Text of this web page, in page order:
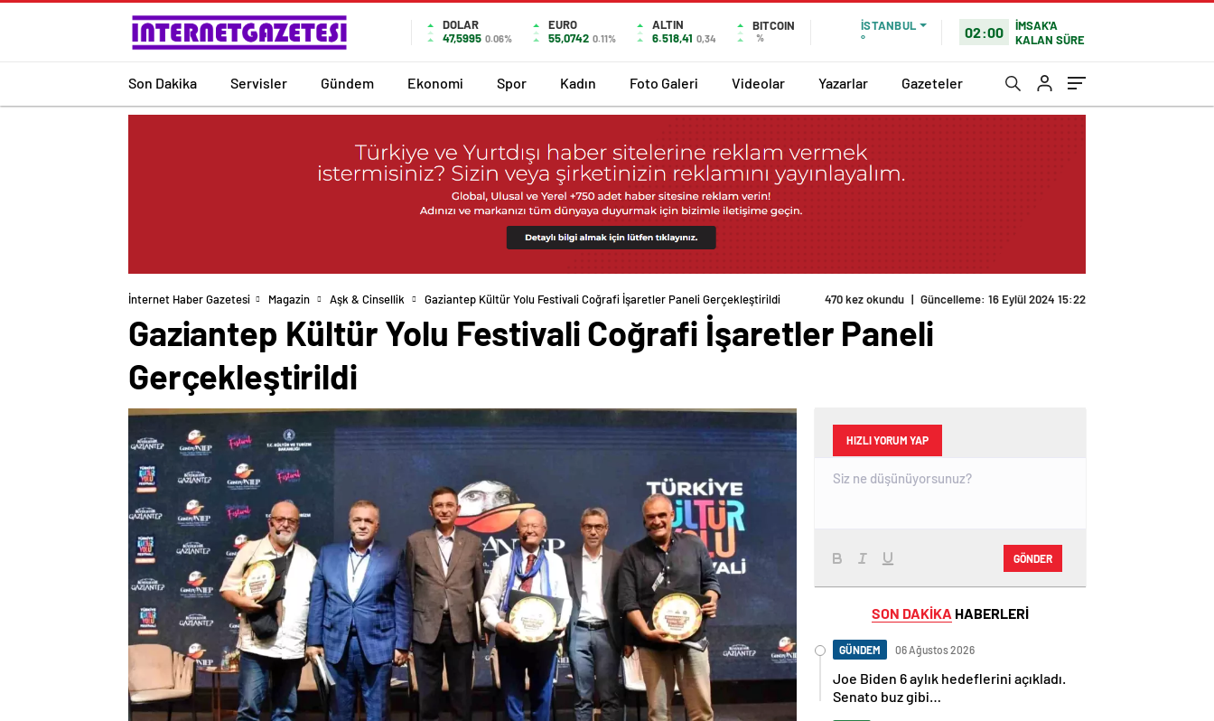
DOLAR
47,5995 0.06%
EURO
55,0742 0.11%
ALTIN
6.518,41 0,34
BITCOIN
%
İSTANBUL
°
02:00
İMSAK'A
KALAN SÜRE
Son Dakika Servisler Gündem Ekonomi Spor Kadın Foto Galeri Videolar Yazarlar Gazeteler
İnternet Haber Gazetesi Magazin Aşk & Cinsellik Gaziantep Kültür Yolu Festivali Coğrafi İşaretler Paneli Gerçekleştirildi 470 kez okundu | Güncelleme: 16 Eylül 2024 15:22
Gaziantep Kültür Yolu Festivali Coğrafi İşaretler Paneli
Gerçekleştirildi
HIZLI YORUM YAP
GÖNDER
SON DAKİKA HABERLERİ
GÜNDEM 06 Ağustos 2026
Joe Biden 6 aylık hedeflerini açıkladı.
Senato buz gibi…